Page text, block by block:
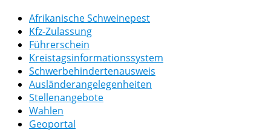
Afrikanische Schweinepest
Kfz-Zulassung
Führerschein
Kreistagsinformationssystem
Schwerbehindertenausweis
Ausländerangelegenheiten
Stellenangebote
Wahlen
Geoportal